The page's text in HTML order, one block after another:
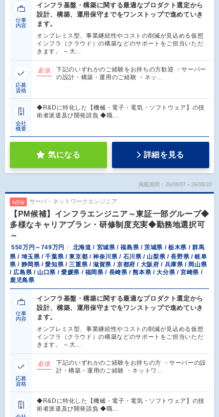
仕事
内容
インフラ基盤・構築に関する最適なプロダクト選定から
設計、構築、運用保守までをワンストップで進めていき
ます。
オンプレミス型、事業継続性やコストの削減が見込める仮想
インフラ（クラウド）の構築などのサポートをご担当いただ
きます。 ～大…
応募
資格
必須
下記のいずれかのご経験をお持ちの方歓迎 ・サーバー
の設計・構築・運用のご経験 ・ネッ…
会社
概要
◆R&Dに特化した【機械・電子・電気・ソフトウェア】の技
術者派遣及び開発請負 ◆職…
気になる 詳細を見る
掲載期間：26/08/07～26/08/20
NEW サーバ・ネットワークエンジニア
【PM候補】インフラエンジニア～東証一部グループ◆
多様なキャリアプラン・研修制度充実◆勤務地選択可
～
550万円～749万円
北海道 / 宮城県 / 福島県 / 茨城県 / 栃木県 / 群馬
県 / 埼玉県 / 千葉県 / 東京都 / 神奈川県 / 石川県 / 山梨県 / 長野県 / 岐阜
県 / 静岡県 / 愛知県 / 三重県 / 滋賀県 / 京都府 / 大阪府 / 兵庫県 / 岡山県
/ 広島県 / 山口県 / 愛媛県 / 福岡県 / 長崎県 / 熊本県 / 大分県 / 宮崎県 /
鹿児島県
仕事
内容
インフラ基盤・構築に関する最適なプロダクト選定から
設計、構築、運用保守までをワンストップで進めていき
ます。
オンプレミス型、事業継続性やコストの削減が見込める仮想
インフラ（クラウド）の構築などのサポートをご担当いただ
きます。 ～大…
応募
資格
必須
下記のいずれかのご経験をお持ちの方 ・サーバーの設
計・構築・運用のご経験 ・ネットワ…
◆R&Dに特化した【機械・電子・電気・ソフトウェア】の技
術者派遣及び開発請負 ◆職…